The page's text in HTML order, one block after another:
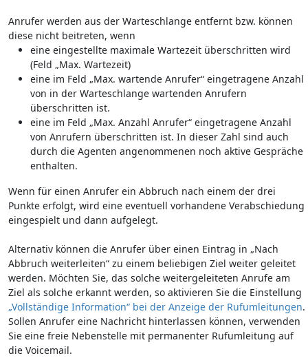
Anrufer werden aus der Warteschlange entfernt bzw. können
diese nicht beitreten, wenn
eine eingestellte maximale Wartezeit überschritten wird
(Feld „Max. Wartezeit)
eine im Feld „Max. wartende Anrufer“ eingetragene Anzahl
von in der Warteschlange wartenden Anrufern
überschritten ist.
eine im Feld „Max. Anzahl Anrufer“ eingetragene Anzahl
von Anrufern überschritten ist. In dieser Zahl sind auch
durch die Agenten angenommenen noch aktive Gespräche
enthalten.
Wenn für einen Anrufer ein Abbruch nach einem der drei
Punkte erfolgt, wird eine eventuell vorhandene Verabschiedung
eingespielt und dann aufgelegt.
Alternativ können die Anrufer über einen Eintrag in „Nach
Abbruch weiterleiten“ zu einem beliebigen Ziel weiter geleitet
werden. Möchten Sie, das solche weitergeleiteten Anrufe am
Ziel als solche erkannt werden, so aktivieren Sie die Einstellung
„Vollständige Information“ bei der Anzeige der Rufumleitungen.
Sollen Anrufer eine Nachricht hinterlassen können, verwenden
Sie eine freie Nebenstelle mit permanenter Rufumleitung auf
die Voicemail.